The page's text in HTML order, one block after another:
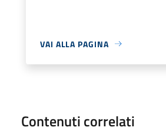
VAI ALLA PAGINA
Contenuti correlati